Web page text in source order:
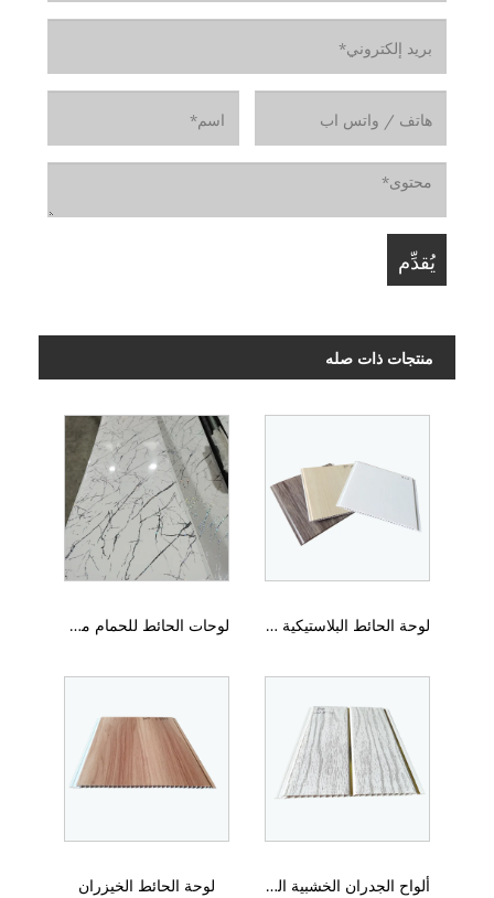
منتجات ذات صله
لوحات الحائط للحمام مقاوم للماء لوحة الحائط البلاستيكية عالية الجودة أقوى
لوحة الحائط الخيزران ألواح الجدران الخشبية الداخلية